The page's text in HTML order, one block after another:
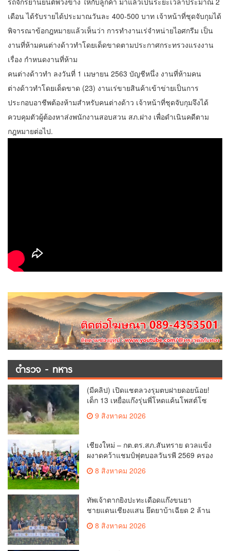
เดือน ได้รับรายได้ประมาณวันละ 400-500 บาท เจ้าหน้าที่ชุดจับกุมได้
พิจารณาข้อกฎหมายแล้วเห็นว่า การทำงานเร่จำหน่ายไอศกรีม เป็น
งานที่ห้ามคนต่างด้าวทำโดยเด็ดขาดตามประกาศกระทรวงแรงงาน
เรื่อง กำหนดงานที่ห้าม
คนต่างด้าวทำ ลงวันที่ 1 เมษายน 2563 บัญชีหนึ่ง งานที่ห้ามคน
ต่างด้าวทำโดยเด็ดขาด (23) งานเร่ขายสินค้าเข้าข่ายเป็นการ
ประกอบอาชีพต้องห้ามสำหรับคนต่างด้าว เจ้าหน้าที่ชุดจับกุมจึงได้
ควบคุมตัวผู้ต้องหาส่งพนักงานสอบสวน สภ.ฝาง เพื่อดำเนินคดีตาม
กฎหมายต่อไป.
ตำรวจ - ทหาร
(มีคลิป) เปิดแชตลวงรุมตบฝายดอยน้อย!
เด็ก 13 เหยื่อแก๊งรุ่นพี่โหดแค้นโพสต์โซ
9 สิงหาคม 2026
เชียงใหม่ – กต.ตร.สภ.สันทราย ดวลแข้ง
ผงาดคว้าแชมป์ฟุตบอลวันรพี 2569 ครอง
ถ้วยเกียรติยศประธานศาลฎีกา
8 สิงหาคม 2026
ทัพเจ้าตากยิงปะทะเดือดแก๊งขนยา
ชายแดนเชียงแสน ยึดยาบ้าเฉียด 2 ล้าน
เม็ด ซุกกระสอบฟางหนีมืด
8 สิงหาคม 2026